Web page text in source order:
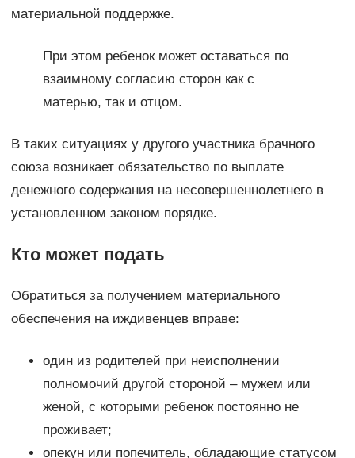
материальной поддержке.
При этом ребенок может оставаться по
взаимному согласию сторон как с
матерью, так и отцом.
В таких ситуациях у другого участника брачного
союза возникает обязательство по выплате
денежного содержания на несовершеннолетнего в
установленном законом порядке.
Кто может подать
Обратиться за получением материального
обеспечения на иждивенцев вправе:
один из родителей при неисполнении
полномочий другой стороной – мужем или
женой, с которыми ребенок постоянно не
проживает;
опекун или попечитель, обладающие статусом